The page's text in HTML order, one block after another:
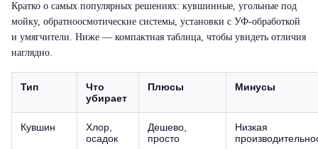
Кратко о самых популярных решениях: кувшинные, угольные под
мойку, обратноосмотические системы, установки с УФ-обработкой
и умягчители. Ниже — компактная таблица, чтобы увидеть отличия
наглядно.
Тип
Что
убирает
Плюсы Минусы
Кувшин
Хлор,
осадок
Дешево,
просто
Низкая